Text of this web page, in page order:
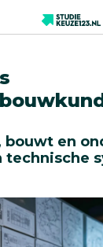
bouwt en
technische